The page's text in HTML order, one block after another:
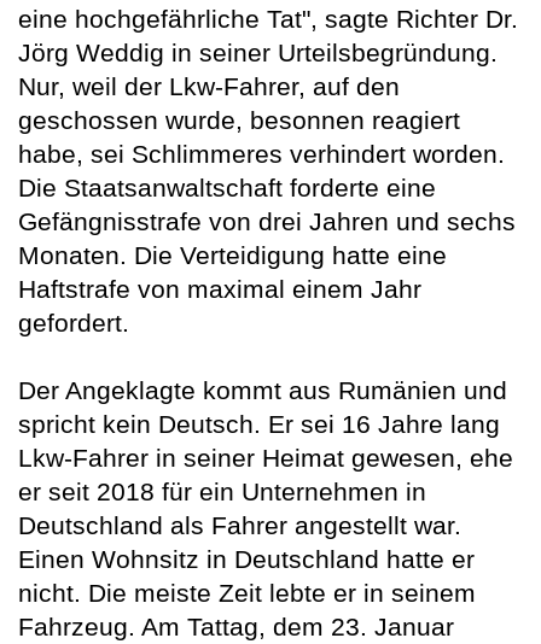
eine hochgefährliche Tat", sagte Richter Dr.
Jörg Weddig in seiner Urteilsbegründung.
Nur, weil der Lkw-Fahrer, auf den
geschossen wurde, besonnen reagiert
habe, sei Schlimmeres verhindert worden.
Die Staatsanwaltschaft forderte eine
Gefängnisstrafe von drei Jahren und sechs
Monaten. Die Verteidigung hatte eine
Haftstrafe von maximal einem Jahr
gefordert.
Der Angeklagte kommt aus Rumänien und
spricht kein Deutsch. Er sei 16 Jahre lang
Lkw-Fahrer in seiner Heimat gewesen, ehe
er seit 2018 für ein Unternehmen in
Deutschland als Fahrer angestellt war.
Einen Wohnsitz in Deutschland hatte er
nicht. Die meiste Zeit lebte er in seinem
Fahrzeug. Am Tattag, dem 23. Januar